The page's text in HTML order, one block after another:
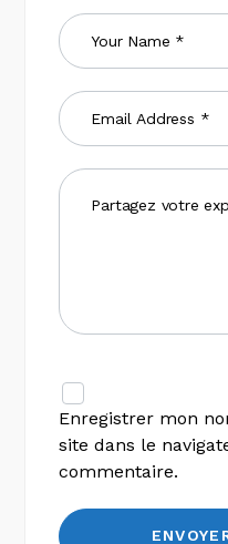
Enregistrer mon
site dans le
commentaire.